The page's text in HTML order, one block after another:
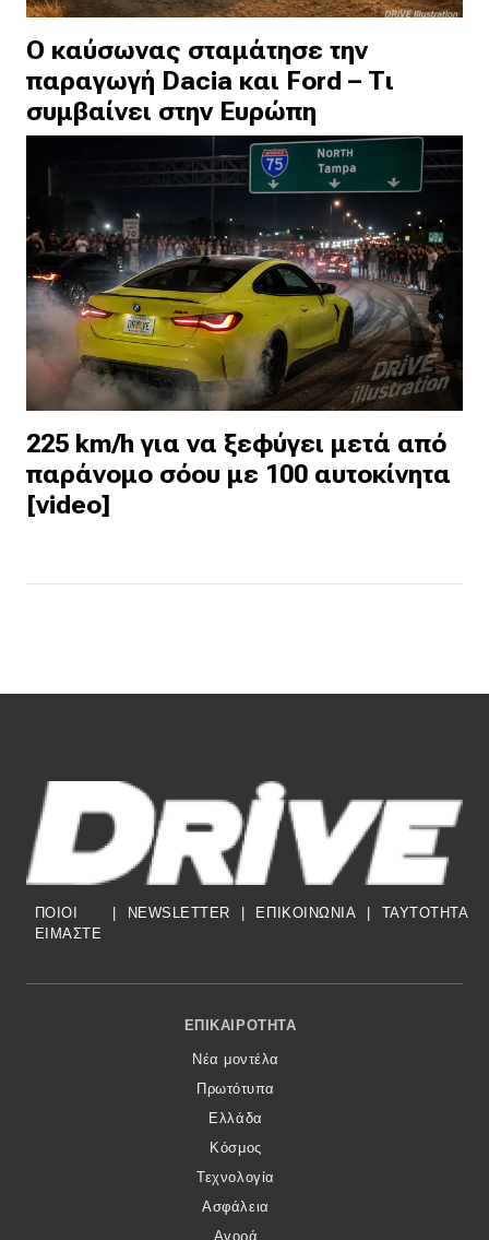
Ο καύσωνας σταμάτησε την
παραγωγή Dacia και Ford – Τι
συμβαίνει στην Ευρώπη
225 km/h για να ξεφύγει μετά από
παράνομο σόου με 100 αυτοκίνητα
[video]
ΠΟΙΟΙ
ΕΙΜΑΣΤΕ
NEWSLETTER ΕΠΙΚΟΙΝΩΝΙΑ TAYTOTHTA
Footer Menu
ΕΠΙΚΑΙΡΌΤΗΤΑ
Νέα μοντέλα
Πρωτότυπα
Ελλάδα
Κόσμος
Τεχνολογία
Ασφάλεια
Αγορά